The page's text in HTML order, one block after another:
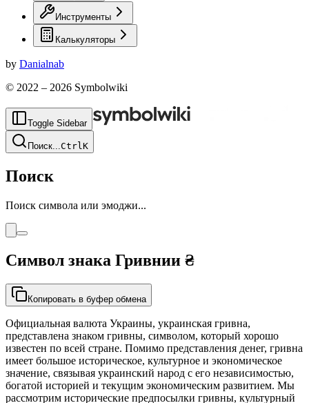
Инструменты
Калькуляторы
by Danialnab
© 2022 – 2026 Symbolwiki
Toggle Sidebar
Поиск...CtrlK
Поиск
Поиск символа или эмоджи...
Символ знака Гривнии ₴
Копировать в буфер обмена
Официальная валюта Украины, украинская гривна,
представлена знаком гривны, символом, который хорошо
известен по всей стране. Помимо представления денег, гривна
имеет большое историческое, культурное и экономическое
значение, связывая украинский народ с его независимостью,
богатой историей и текущим экономическим развитием. Мы
рассмотрим исторические предпосылки гривны, культурный